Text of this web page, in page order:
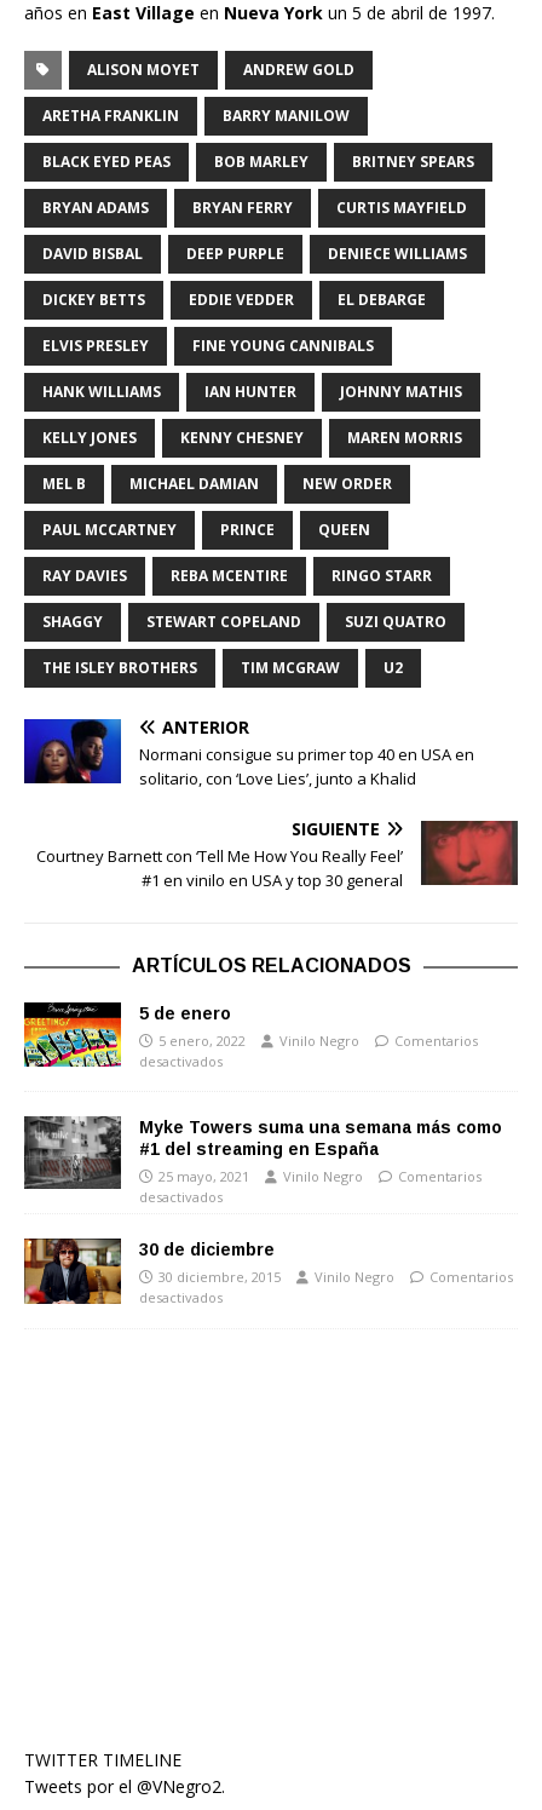
años en East Village en Nueva York un 5 de abril de 1997.
ALISON MOYET ANDREW GOLD
ARETHA FRANKLIN BARRY MANILOW
BLACK EYED PEAS BOB MARLEY BRITNEY SPEARS
BRYAN ADAMS BRYAN FERRY CURTIS MAYFIELD
DAVID BISBAL DEEP PURPLE DENIECE WILLIAMS
DICKEY BETTS EDDIE VEDDER EL DEBARGE
ELVIS PRESLEY FINE YOUNG CANNIBALS
HANK WILLIAMS IAN HUNTER JOHNNY MATHIS
KELLY JONES KENNY CHESNEY MAREN MORRIS
MEL B MICHAEL DAMIAN NEW ORDER
PAUL MCCARTNEY PRINCE QUEEN
RAY DAVIES REBA MCENTIRE RINGO STARR
SHAGGY STEWART COPELAND SUZI QUATRO
THE ISLEY BROTHERS TIM MCGRAW U2
ANTERIOR
Normani consigue su primer top 40 en USA en
solitario, con ‘Love Lies’, junto a Khalid
SIGUIENTE
Courtney Barnett con ‘Tell Me How You Really Feel’
#1 en vinilo en USA y top 30 general
ARTÍCULOS RELACIONADOS
5 de enero
5 enero, 2022 Vinilo Negro
Comentarios
desactivados
Myke Towers suma una semana más como
#1 del streaming en España
25 mayo, 2021 Vinilo Negro
Comentarios
desactivados
30 de diciembre
30 diciembre, 2015 Vinilo Negro
Comentarios
desactivados
TWITTER TIMELINE
Tweets por el @VNegro2.